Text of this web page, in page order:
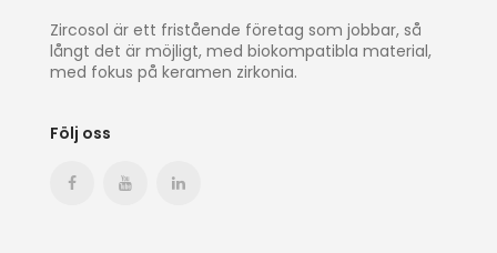
Zircosol är ett fristående företag som jobbar, så
långt det är möjligt, med biokompatibla material,
med fokus på keramen zirkonia.
Följ oss